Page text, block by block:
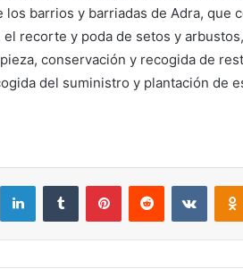
los barrios y barriadas de Adra, que
recorte y poda de setos y
conservación y recogida de
del suministro y plantación de
LinkedInTumblr PinterestReddit